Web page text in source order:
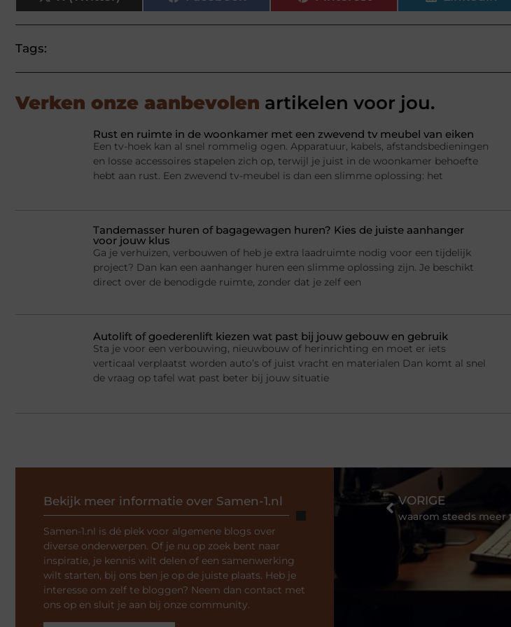
Tags:
Verken onze aanbevolen artikelen voor jou.
Rust en ruimte in de woonkamer met een zwevend tv meubel van eiken
Een tv-hoek kan al snel rommelig ogen. Apparatuur, kabels, afstandsbedieningen
en losse accessoires stapelen zich op, terwijl je juist in de woonkamer behoefte
hebt aan rust. Een zwevend tv-meubel is dan een slimme oplossing: het
Tandemasser huren of bagagewagen huren? Kies de juiste aanhanger
voor jouw klus
Ga je verhuizen, verbouwen of heb je extra laadruimte nodig voor een tijdelijk
project? Dan kan een aanhanger huren een slimme oplossing zijn. Je beschikt
direct over de benodigde ruimte, zonder dat je zelf een
Autolift of goederenlift kiezen wat past bij jouw gebouw en gebruik
Sta je voor een verbouwing, nieuwbouw of herinrichting en moet er iets
verticaal verplaatst worden auto’s of juist vracht en materialen Dan komt al snel
de vraag op tafel wat past beter bij jouw situatie
Bekijk meer informatie over Samen-1.nl
Samen-1.nl is dé plek voor algemene blogs over
diverse onderwerpen. Of je nu op zoek bent naar
inspiratie, je kennis wilt delen of een samenwerking
wilt starten, bij ons ben je op de juiste plaats. Heb je
interesse om zelf te bloggen? Neem dan contact met
ons op en sluit je aan bij onze community.
VORIGE